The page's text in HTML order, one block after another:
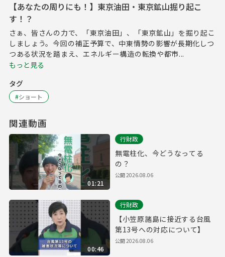
【あなたの周りにも！】東京油田・東京鉱山掘り起こ
す！？
さぁ、皆さんの力で、「東京油田」、「東京鉱山」を掘り起こ
しましょう。今回の補正予算で、中東情勢の影響が長期化しつ
つある状況を踏まえ、エネルギー構造の転換や都市...
もっと見る
タグ
#ショート
関連動画
01:21
行財政
無電柱化、今どうなってる
の？
公開2026.08.06
00:46
行財政
【小笠原諸島に接近する台風
第13号への対応について】
公開2026.08.06